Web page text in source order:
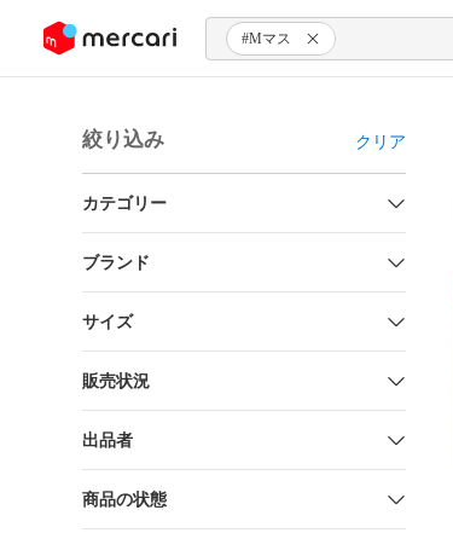
ツにスキップ #Mマス
絞り込み クリア
カテゴリー
ブランド
サイズ
販売状況
出品者
商品の状態